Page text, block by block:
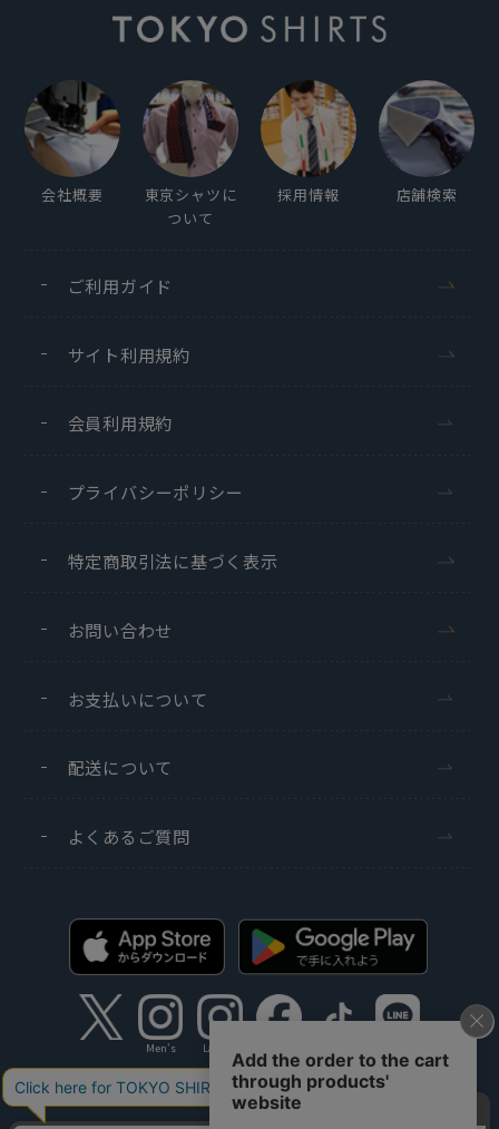
会社概要
東京シャツに
ついて
採用情報 店舗検索
ご利用ガイド
サイト利用規約
会員利用規約
プライバシーポリシー
特定商取引法に基づく表示
お問い合わせ
お支払いについて
配送について
よくあるご質問
Men's Ladies'
Copyright TOKYO SHIRTS Co.,Ltd. All rights reserved.